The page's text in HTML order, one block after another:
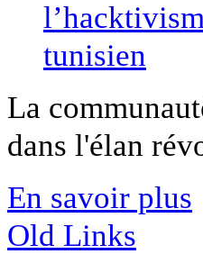
La
dans l'élan
En savoir plus
Old Links